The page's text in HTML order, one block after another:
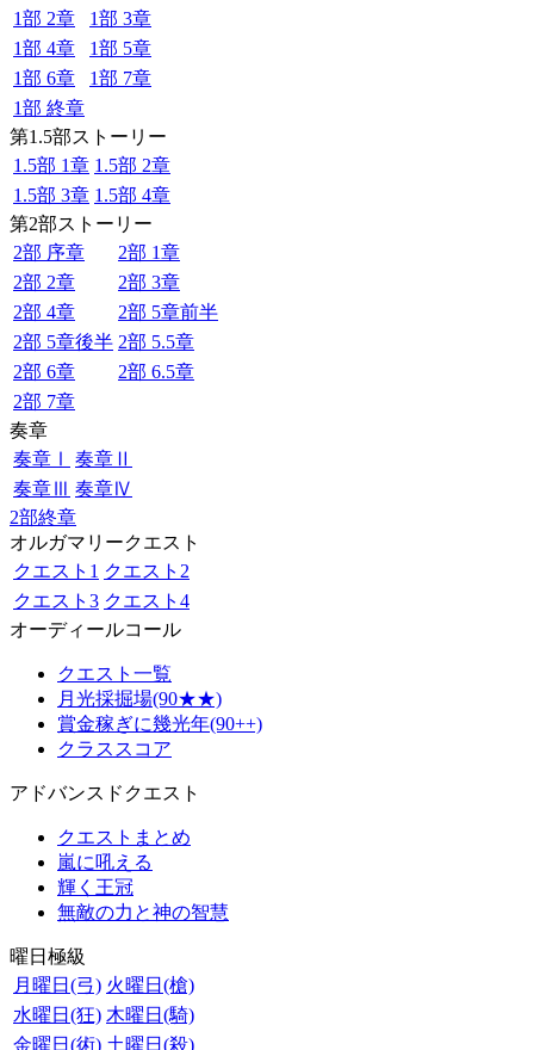
1部 2章
1部 3章
1部 4章
1部 5章
1部 6章
1部 7章
1部 終章
第1.5部ストーリー
1.5部 1章 1.5部 2章
1.5部 3章 1.5部 4章
第2部ストーリー
2部 序章
2部 1章
2部 2章
2部 3章
2部 4章
2部 5章前半
2部 5章後半 2部 5.5章
2部 6章
2部 6.5章
2部 7章
奏章
奏章Ⅰ
奏章Ⅱ
奏章Ⅲ 奏章Ⅳ
2部終章
オルガマリークエスト
クエスト1 クエスト2
クエスト3 クエスト4
オーディールコール
クエスト一覧
月光採掘場(90★★)
賞金稼ぎに幾光年(90++)
クラススコア
アドバンスドクエスト
クエストまとめ
嵐に吼える
輝く王冠
無敵の力と神の智慧
曜日極級
月曜日(弓) 火曜日(槍)
水曜日(狂) 木曜日(騎)
金曜日(術) 土曜日(殺)